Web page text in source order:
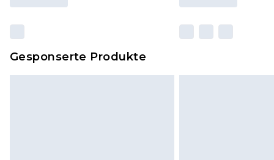
Gesponserte Produkte